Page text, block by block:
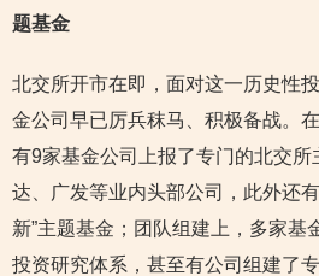
题基金
北交所开市在即，面对这一历史性
金公司早已厉兵秣马、积极备战。
有9家基金公司上报了专门的北交
达、广发等业内头部公司，此外还
新”主题基金；团队组建上，多家基
投资研究体系，甚至有公司组建了